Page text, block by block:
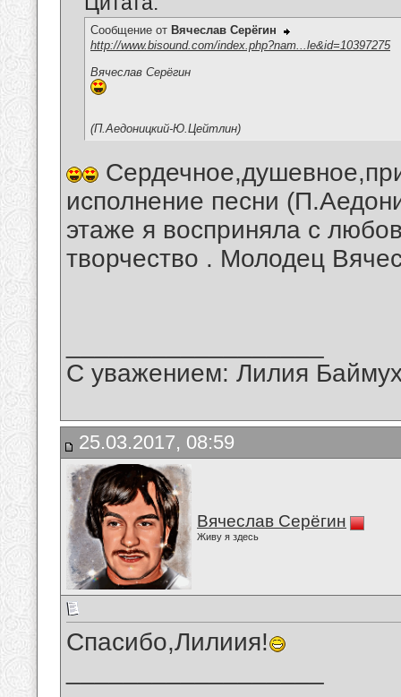
Сообщение от Вячеслав Серёгин
http://www.bisound.com/index.php?nam...le&id=10397275
Вячеслав Серёгин
(П.Аедоницкий-Ю.Цейтлин)
исполнение песни
этаже я восприняла с
творчество . Молодец
С уважением: Лилия
25.03.2017, 08:59
Вячеслав Серёгин
Живу я здесь
Спасибо,Лилиия!